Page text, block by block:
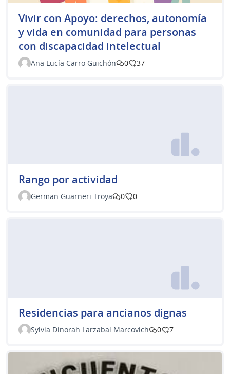
Vivir con Apoyo: derechos, autonomía
y vida en comunidad para personas
con discapacidad intelectual
Ana Lucía Carro Guichón 0 37
Rango por actividad
German Guarneri Troya 0 0
Residencias para ancianos dignas
Sylvia Dinorah Larzabal Marcovich 0 7